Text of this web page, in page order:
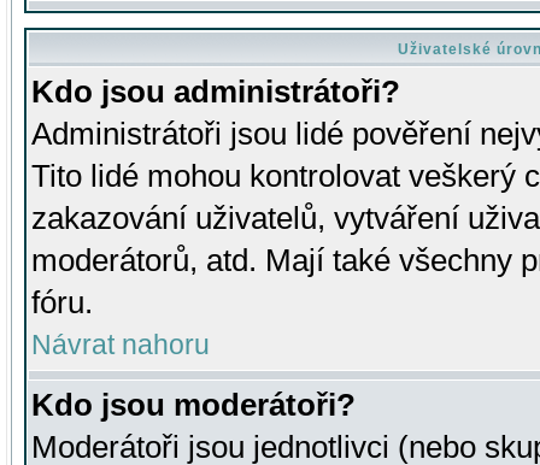
Uživatelské
Kdo jsou administrátoři?
Administrátoři jsou lidé pověření
Tito lidé mohou kontrolovat veškerý
zakazování uživatelů, vytváření
moderátorů, atd. Mají také všechny
fóru.
Návrat nahoru
Kdo jsou moderátoři?
Moderátoři jsou jednotlivci (nebo